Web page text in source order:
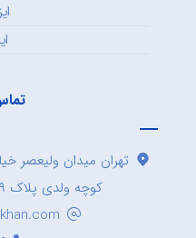
تهران میدان ولیعصر
کوچه ولدی پلاک ۳۹ ساختمان کریم خان